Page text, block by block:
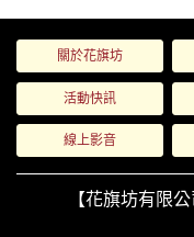
關於花旗坊
活動快訊
線上影音
【花旗坊有限